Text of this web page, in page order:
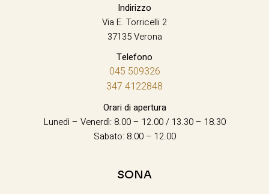
Indirizzo
Via E. Torricelli 2
37135 Verona
Telefono
045 509326
347 4122848
Orari di apertura
Lunedì – Venerdì: 8.00 – 12.00 / 13.30 – 18.30
Sabato: 8.00 – 12.00
SONA